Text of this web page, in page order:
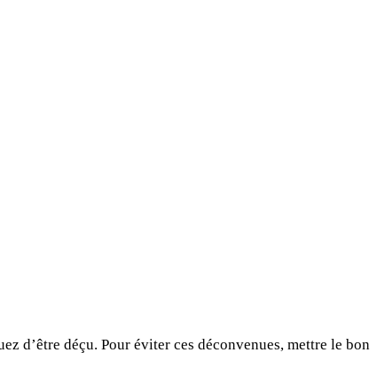
d’être déçu. Pour éviter ces déconvenues, mettre le bon